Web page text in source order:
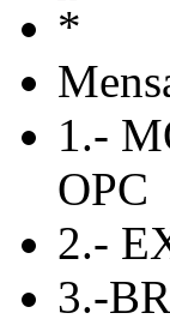
1.-
OPC
2.-
3.-